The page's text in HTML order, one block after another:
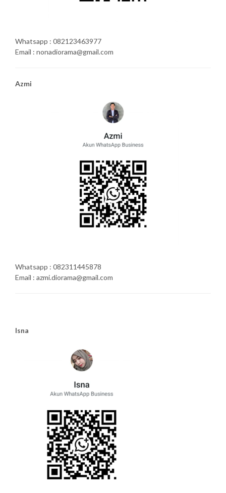
Whatsapp : 082123463977
Email : nonadiorama@gmail.com
Azmi
Whatsapp : 082311445878
Email : azmi.diorama@gmail.com
Isna